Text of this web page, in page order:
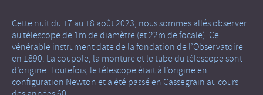
Cette nuit du 17 au 18 août 2023, nous sommes allés observer
au télescope de 1m de diamètre (et 22m de focale). Ce
vénérable instrument date de la fondation de l’Observatoire
en 1890. La coupole, la monture et le tube du télescope sont
d’origine. Toutefois, le télescope était à l’origine en
configuration Newton et a été passé en Cassegrain au cours